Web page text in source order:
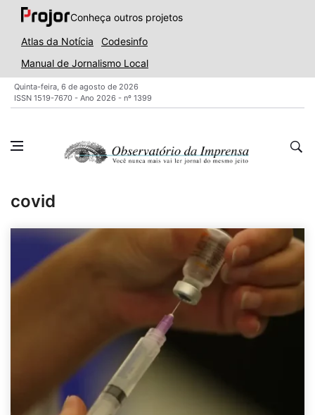
Conheça outros projetos
Atlas da Notícia
Codesinfo
Manual de Jornalismo Local
Quinta-feira, 6 de agosto de 2026
ISSN 1519-7670 - Ano 2026 - nº 1399
covid